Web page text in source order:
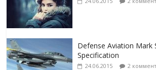
Defense Aviation Mark
Specification
24.06.2015 2